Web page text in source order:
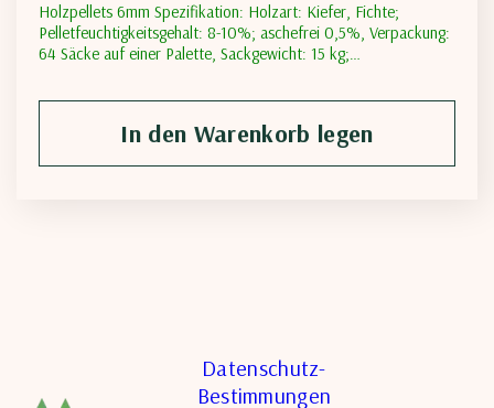
Holzpellets 6mm Spezifikation: Holzart: Kiefer, Fichte;
Pelletfeuchtigkeitsgehalt: 8-10%; aschefrei 0,5%, Verpackung:
64 Säcke auf einer Palette, Sackgewicht: 15 kg;
Tonnen
In den Warenkorb legen
Datenschutz-
Bestimmungen